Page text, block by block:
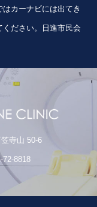
カーナビには出てき
ださい。日進市民会
寺山 50-6
8818